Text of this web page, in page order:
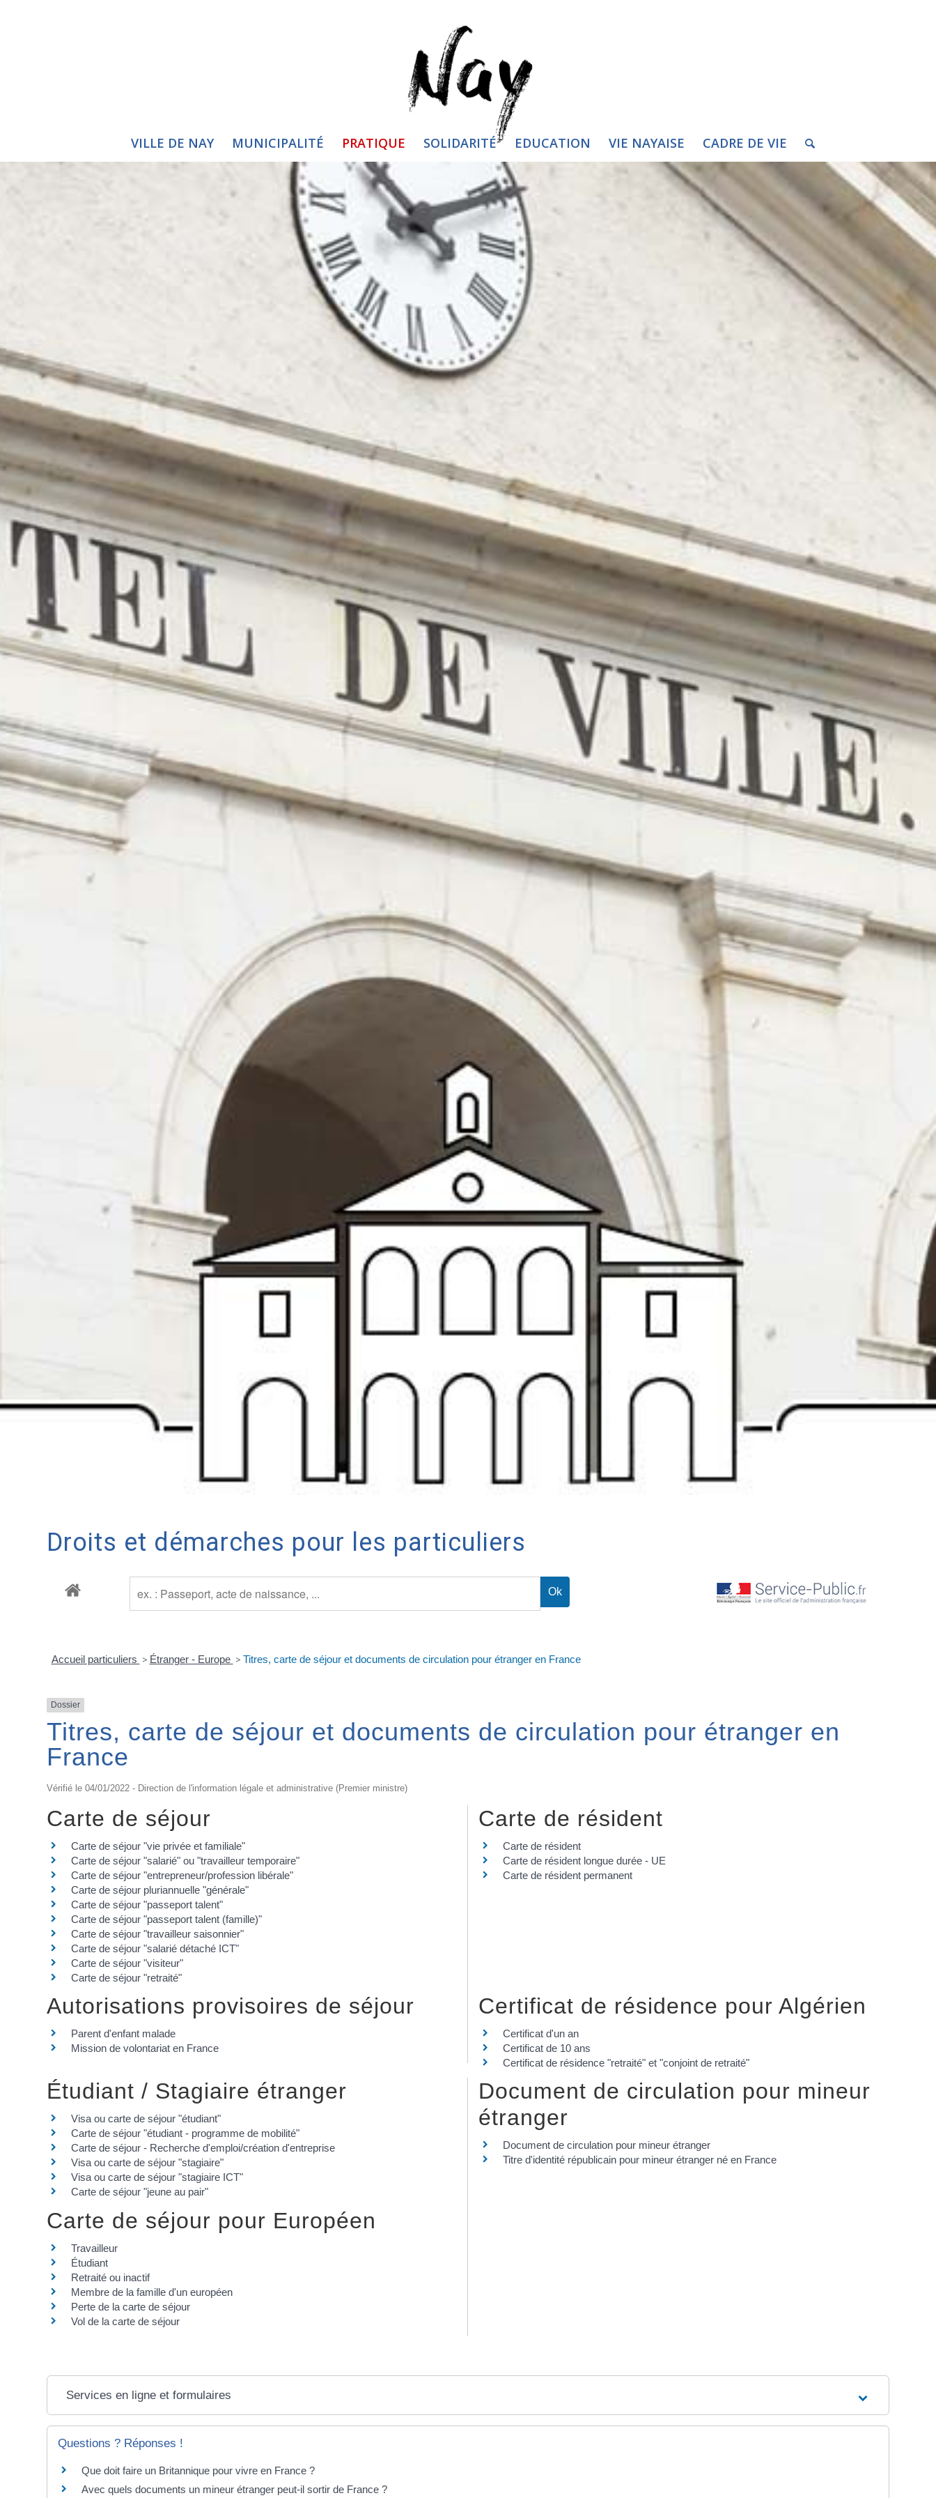
VILLE DE NAY MUNICIPALITÉ PRATIQUE SOLIDARITÉ EDUCATION VIE NAYAISE CADRE DE VIE
Droits et démarches pour les particuliers
Accueil particuliers > Étranger - Europe > Titres, carte de séjour et documents de circulation pour étranger en France
Dossier
Titres, carte de séjour et documents de circulation pour étranger en
France
Vérifié le 04/01/2022 - Direction de l'information légale et administrative (Premier ministre)
Carte de séjour
Carte de séjour "vie privée et familiale"
Carte de séjour "salarié" ou "travailleur temporaire"
Carte de séjour "entrepreneur/profession libérale"
Carte de séjour pluriannuelle "générale"
Carte de séjour "passeport talent"
Carte de séjour "passeport talent (famille)"
Carte de séjour "travailleur saisonnier"
Carte de séjour "salarié détaché ICT"
Carte de séjour "visiteur"
Carte de séjour "retraité"
Carte de résident
Carte de résident
Carte de résident longue durée - UE
Carte de résident permanent
Autorisations provisoires de séjour
Parent d'enfant malade
Mission de volontariat en France
Certificat de résidence pour Algérien
Certificat d'un an
Certificat de 10 ans
Certificat de résidence "retraité" et "conjoint de retraité"
Étudiant / Stagiaire étranger
Visa ou carte de séjour "étudiant"
Carte de séjour "étudiant - programme de mobilité"
Carte de séjour - Recherche d'emploi/création d'entreprise
Visa ou carte de séjour "stagiaire"
Visa ou carte de séjour "stagiaire ICT"
Carte de séjour "jeune au pair"
Document de circulation pour mineur
étranger
Document de circulation pour mineur étranger
Titre d'identité républicain pour mineur étranger né en France
Carte de séjour pour Européen
Travailleur
Étudiant
Retraité ou inactif
Membre de la famille d'un européen
Perte de la carte de séjour
Vol de la carte de séjour
Services en ligne et formulaires
Questions ? Réponses !
Que doit faire un Britannique pour vivre en France ?
Avec quels documents un mineur étranger peut-il sortir de France ?